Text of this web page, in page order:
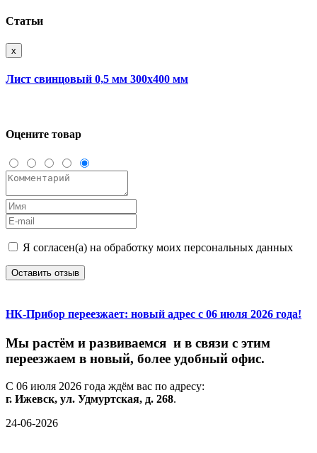
Статьи
x
Лист свинцовый 0,5 мм 300х400 мм
Оцените товар
Я согласен(а) на обработку моих персональных данных
Оставить отзыв
НК-Прибор переезжает: новый адрес с 06 июля 2026 года!
Мы растём и развиваемся и в связи с этим
переезжаем в новый, более удобный офис.
С 06 июля 2026 года ждём вас по адресу:
г. Ижевск, ул. Удмуртская, д. 268.
24-06-2026